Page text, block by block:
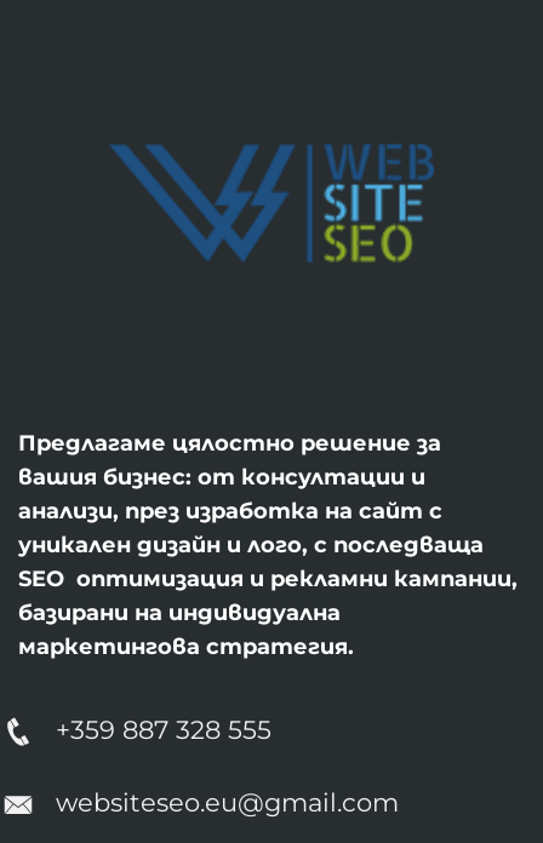
Предлагаме цялостно решение за
вашия бизнес: от консултации и
анализи, през изработка на сайт с
уникален дизайн и лого, с последваща
SEO оптимизация и рекламни кампании,
базирани на индивидуална
маркетингова стратегия.
+359 887 328 555
websiteseo.eu@gmail.com